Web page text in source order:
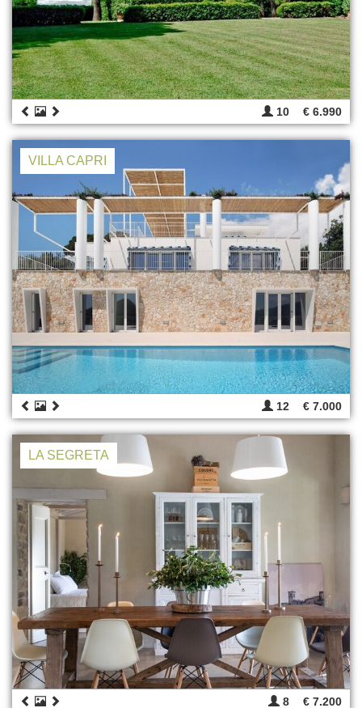
10 € 6.990
VILLA CAPRI
12 € 7.000
LA SEGRETA
8 € 7.200